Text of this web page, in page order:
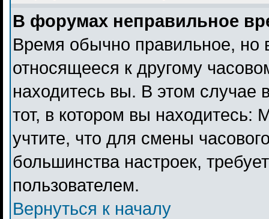
В форумах неправильное
Время обычно правильное, но
относящееся к другому
находитесь вы. В этом случае
тот, в котором вы находитесь:
учтите, что для смены
большинства настроек,
пользователем.
Вернуться к началу